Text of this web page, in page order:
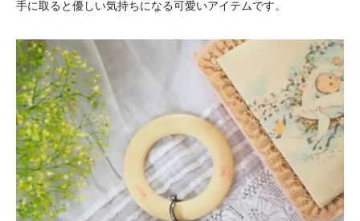
手に取ると優しい気持ちになる可愛いアイテムです。